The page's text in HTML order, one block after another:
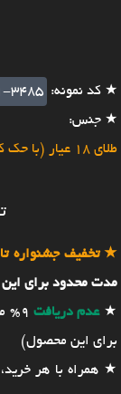
★ کد نمونه: 3485
★ جنس:
طلای 18 عیار (با حک کد طلای 18 عیار پشت کار)
★تخفیف جشنواره
مدت محدود برای
★عدم دریافت 9% مالیات بر ارزش افزوده (به مبلغ
برای این محصول)
★ همراه با هر